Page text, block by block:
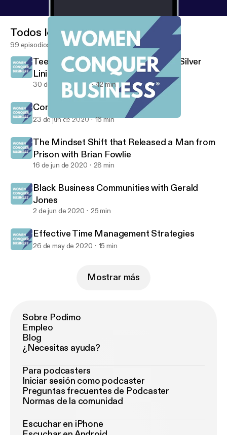
Black Business Communities with Gerald Jones
Todos los episodios
99 episodios
Teen Entrepreneurs Find Pandemic Silver
Lining
30 de jun de 2020 42 min
Consumer Behavior Since COVID-19
23 de jun de 2020 16 min
The Mindset Shift that Released a Man from
Prison with Brian Fowlie
16 de jun de 2020 28 min
Black Business Communities with Gerald
Jones
2 de jun de 2020 25 min
Effective Time Management Strategies
26 de may de 2020 15 min
Mostrar más
Sobre Podimo
Empleo
Blog
¿Necesitas ayuda?
Para podcasters
Iniciar sesión como podcaster
Preguntas frecuentes de Podcaster
Normas de la comunidad
Escuchar en iPhone